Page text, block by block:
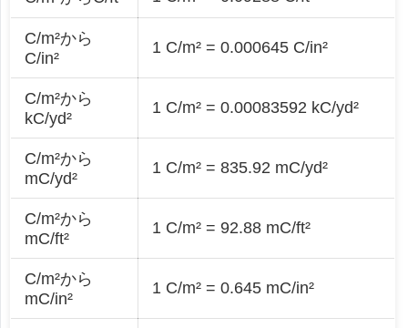
C/m²から
C/in²
1 C/m² = 0.000645 C/in²
C/m²から
kC/yd²
1 C/m² = 0.00083592 kC/yd²
C/m²から
mC/yd²
1 C/m² = 835.92 mC/yd²
C/m²から
mC/ft²
1 C/m² = 92.88 mC/ft²
C/m²から
mC/in²
1 C/m² = 0.645 mC/in²